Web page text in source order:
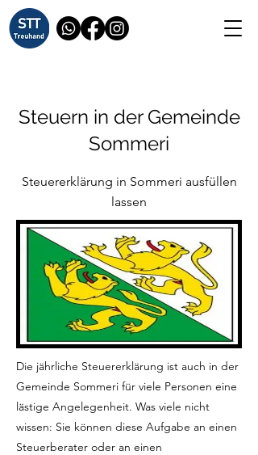
Steuern in der Gemeinde
Sommeri
Steuererklärung in Sommeri ausfüllen
lassen
Die jährliche Steuererklärung ist auch in der
Gemeinde Sommeri für viele Personen eine
lästige Angelegenheit. Was viele nicht
wissen: Sie können diese Aufgabe an einen
Steuerberater oder an einen